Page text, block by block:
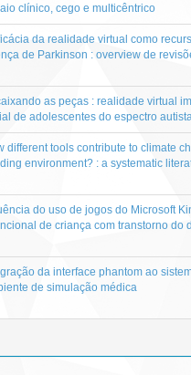
clínico, cego e multicêntrico
da realidade virtual como
de Parkinson : overview de
as peças : realidade virtual
de adolescentes do espectro autista
different tools contribute to climate
environment? : a systematic
do uso de jogos do Microsoft
de criança com transtorno do
da interface phantom ao
de simulação médica